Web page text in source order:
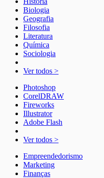
Biologia
Geografia
Filosofia
Literatura
Química
Sociologia
Ver todos >
Photoshop
CorelDRAW
Fireworks
Illustrator
Adobe Flash
Ver todos >
Empreendedorismo
Marketing
Finanças